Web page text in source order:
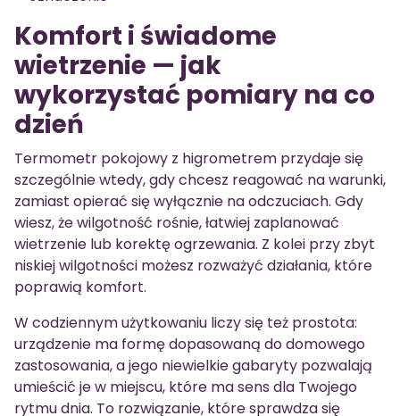
Komfort i świadome
wietrzenie — jak
wykorzystać pomiary na co
dzień
Termometr pokojowy z higrometrem przydaje się
szczególnie wtedy, gdy chcesz reagować na warunki,
zamiast opierać się wyłącznie na odczuciach. Gdy
wiesz, że wilgotność rośnie, łatwiej zaplanować
wietrzenie lub korektę ogrzewania. Z kolei przy zbyt
niskiej wilgotności możesz rozważyć działania, które
poprawią komfort.
W codziennym użytkowaniu liczy się też prostota:
urządzenie ma formę dopasowaną do domowego
zastosowania, a jego niewielkie gabaryty pozwalają
umieścić je w miejscu, które ma sens dla Twojego
rytmu dnia. To rozwiązanie, które sprawdza się